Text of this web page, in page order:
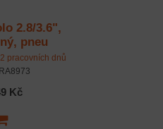
2.8/3.6",
pneu
(2)
pracovních dnů
Kč